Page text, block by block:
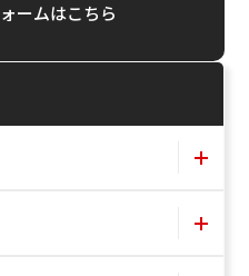
ームはこちら